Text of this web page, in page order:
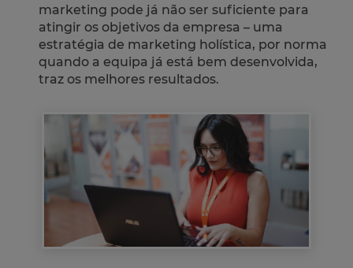
marketing pode já não ser suficiente para
atingir os objetivos da empresa – uma
estratégia de marketing holística, por norma
quando a equipa já está bem desenvolvida,
traz os melhores resultados.